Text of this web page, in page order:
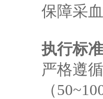
保障采
执行标
严格遵
（